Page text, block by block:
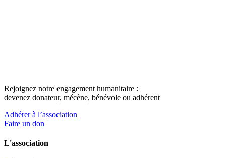
Rejoignez notre engagement humanitaire :
devenez donateur, mécène, bénévole ou adhérent
Adhérer à l’association
Faire un don
L'association